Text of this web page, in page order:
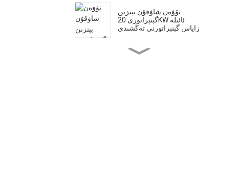
تۆۋەن شاۋقۇن بېنزىن
گېنېراتورى 20KW ئائىلە
زاپاس گېنېراتورنى تەڭشىدى
يۇقىرى ئېقىمى دىزېل ماتورى